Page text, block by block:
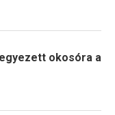
okosóra a